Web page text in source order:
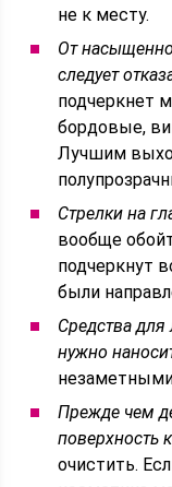
не к месту.
От
следует
подчеркнет
бордовые,
Лучшим
Стрелки на
вообще
подчеркнут
были
Средства для
нужно
Прежде чем
поверхность
очистить.